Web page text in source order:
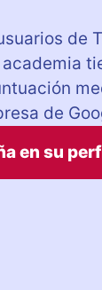
de
de
en su